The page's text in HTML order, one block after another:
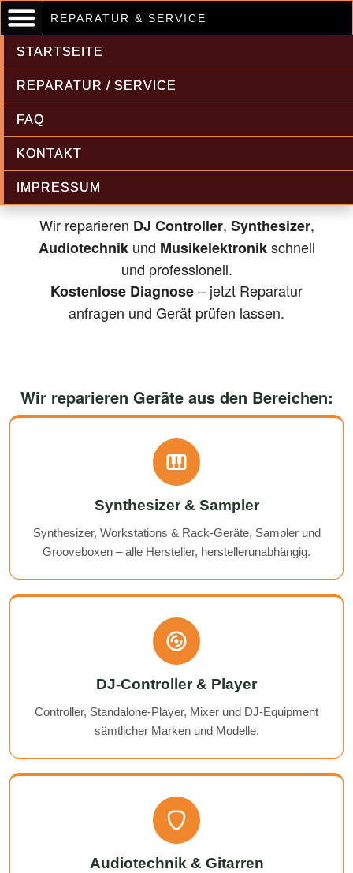
REPARATUR & SERVICE
STARTSEITE
REPARATUR / SERVICE
FAQ
KONTAKT
IMPRESSUM
Musikelektronik & Audiotechnik
Reparatur
Wir reparieren DJ Controller, Synthesizer,
Audiotechnikund Musikelektronikschnell
und professionell.
Kostenlose Diagnose– jetzt Reparatur
anfragen und Gerät prüfen lassen.
Wir reparieren Geräte aus den Bereichen:
Synthesizer & Sampler
Synthesizer, Workstations & Rack-Geräte, Sampler und
Grooveboxen – alle Hersteller, herstellerunabhängig.
DJ-Controller & Player
Controller, Standalone-Player, Mixer und DJ-Equipment
sämtlicher Marken und Modelle.
Audiotechnik & Gitarren